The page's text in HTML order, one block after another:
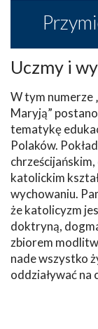
Uczmy i
W tym numerze
Maryją”
tematykę
Polaków.
chrześcijańskim,
katolickim
wychowaniu.
że katolicyzm
doktryną,
zbiorem
nade wszystko
oddziaływać na